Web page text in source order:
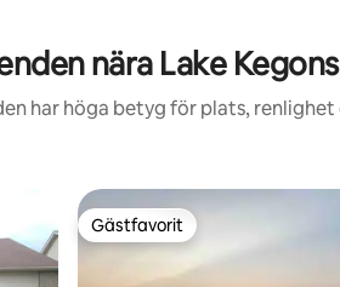
nära Lake
har höga betyg för plats, renlighet
Gästfavorit
Gästfavorit